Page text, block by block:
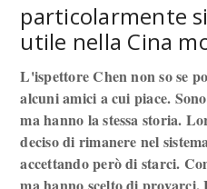
particolarmente
utile nella Cina
L'ispettore Chen non so se
alcuni amici a cui piace.
ma hanno la stessa storia.
deciso di rimanere nel
accettando però di starci.